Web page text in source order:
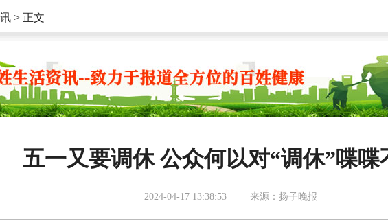
> 正文
五一又要调休 公众何以对“调休”喋喋
2024-04-17 13:38:53 来源：扬子晚报